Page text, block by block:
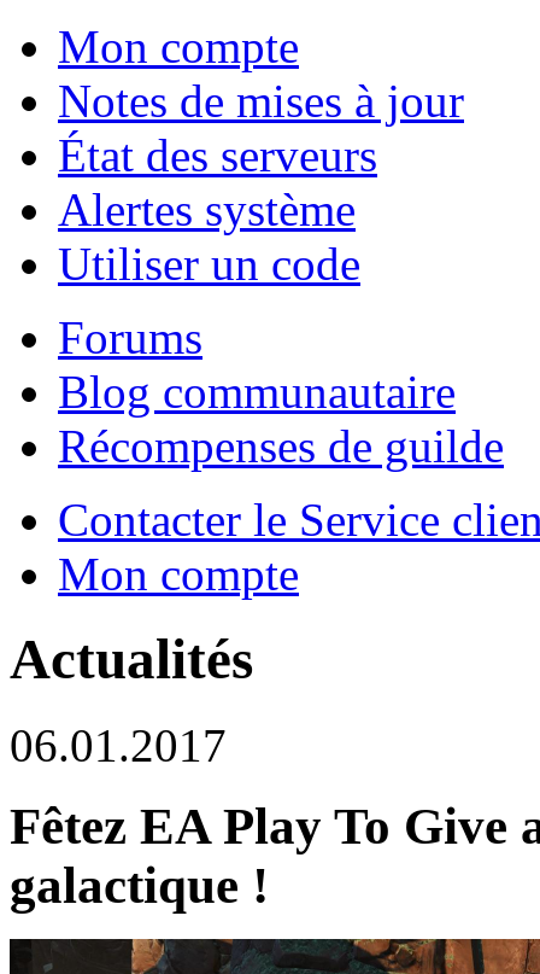
Mon compte
Notes de mises à jour
État des serveurs
Alertes système
Utiliser un code
Forums
Blog communautaire
Récompenses de guilde
Contacter le Service
Mon compte
Actualités
06.01.2017
Fêtez EA Play To Give
galactique !